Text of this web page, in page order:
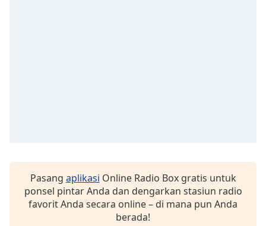
Color
Opacity
Pasang aplikasi Online Radio Box gratis untuk
ponsel pintar Anda dan dengarkan stasiun radio
favorit Anda secara online – di mana pun Anda
berada!